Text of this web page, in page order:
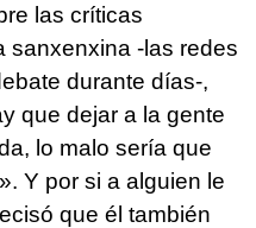
las críticas
sanxenxina -las redes
durante días-,
que dejar a la gente
lo malo sería que
Y por si a alguien le
que él también